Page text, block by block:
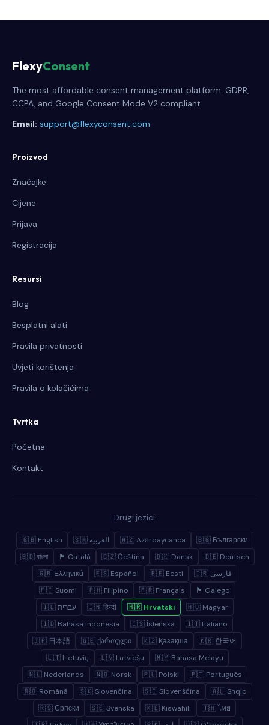
FlexyConsent
The most affordable consent management platform. GDPR,
CCPA, and Google Consent Mode V2 compliant.
Email: support@flexyconsent.com
Proizvod
Značajke
Cijene
Prijava
Registracija
Resursi
Blog
Besplatni alati
Pravila privatnosti
Uvjeti korištenja
Pravila o kolačićima
Tvrtka
Početna
Kontakt
Drugi jezici
🇬🇧 English 🇸🇦 العربية 🇦🇿 Azərbaycanca
🇧🇬 Български
🇧🇩 বাংলা
🏴 Català 🇨🇿 Čeština 🇩🇰 Dansk
🇩🇪 Deutsch
🇬🇷 Ελληνικά
🇪🇸 Español 🇪🇪 Eesti
🇮🇷 فارسی
🇫🇮 Suomi
🇵🇭 Filipino 🇫🇷 Français
🏴 Galego
🇮🇱 עברית
🇮🇳 हिन्दी 🇭🇷 Hrvatski
🇭🇺 Magyar
🇮🇩 Bahasa Indonesia
🇮🇸 Íslenska
🇮🇹 Italiano
🇯🇵 日本語
🇬🇪 ქართული 🇰🇿 Қазақша
🇰🇷 한국어
🇱🇹 Lietuvių
🇱🇻 Latviešu
🇲🇾 Bahasa Melayu
🇳🇱 Nederlands
🇳🇴 Norsk 🇵🇱 Polski
🇵🇹 Português
🇷🇴 Română
🇸🇰 Slovenčina 🇸🇮 Slovenščina
🇦🇱 Shqip
🇷🇸 Српски
🇸🇪 Svenska 🇰🇪 Kiswahili
🇹🇭 ไทย